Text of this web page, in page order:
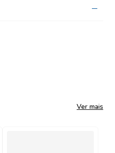
Ver mais